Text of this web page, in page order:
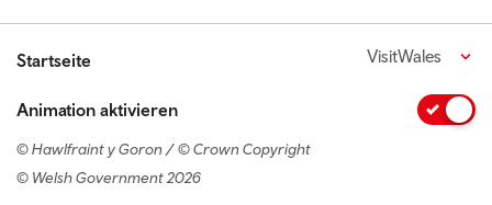
Startseite VisitWales
Animation aktivieren
© Hawlfraint y Goron / © Crown Copyright
© Welsh Government 2026